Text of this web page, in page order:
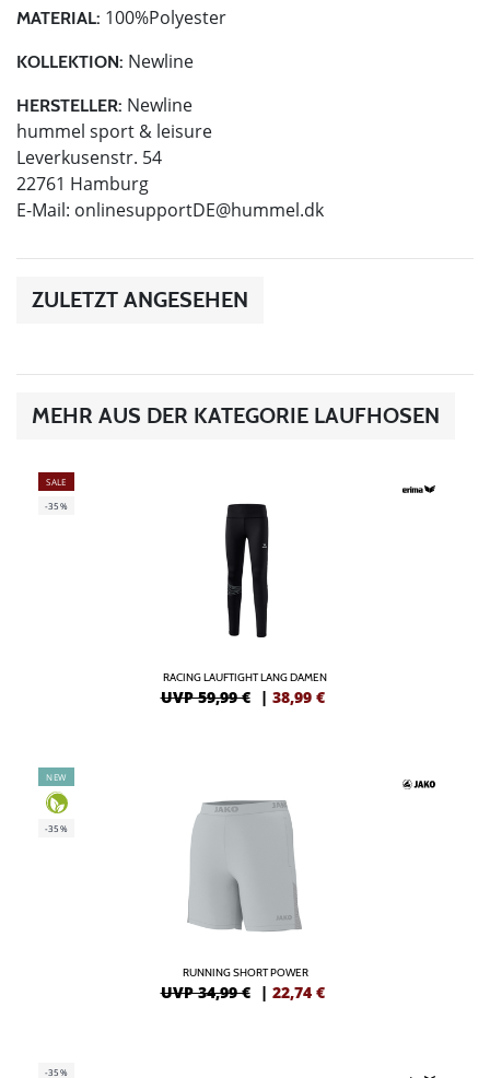
MATERIAL: 100%Polyester
KOLLEKTION: Newline
HERSTELLER: Newline
hummel sport & leisure
Leverkusenstr. 54
22761 Hamburg
E-Mail: onlinesupportDE@hummel.dk
ZULETZT ANGESEHEN
MEHR AUS DER KATEGORIE LAUFHOSEN
SALE
-35%
RACING LAUFTIGHT LANG DAMEN
UVP 59,99 € | 38,99 €
NEW
-35%
RUNNING SHORT POWER
UVP 34,99 € | 22,74 €
-35%